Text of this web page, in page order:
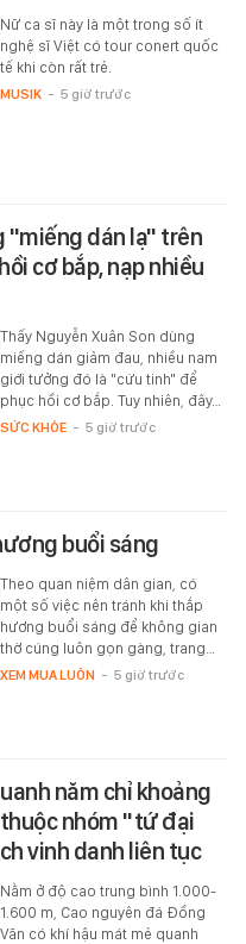
Nữ ca sĩ này là một trong số ít
nghệ sĩ Việt có tour conert quốc
tế khi còn rất trẻ.
MUSIK - 5 giờ trước
"miếng dán lạ" trên
cơ bắp, nạp nhiều
Thấy Nguyễn Xuân Son dùng
miếng dán giảm đau, nhiều nam
giới tưởng đó là "cứu tinh" để
phục hồi cơ bắp. Tuy nhiên, đây…
SỨC KHỎE - 5 giờ trước
buổi sáng
Theo quan niệm dân gian, có
một số việc nên tránh khi thắp
hương buổi sáng để không gian
thờ cúng luôn gọn gàng, trang…
XEM MUA LUÔN - 5 giờ trước
năm chỉ khoảng
nhóm "tứ đại
vinh danh liên tục
Nằm ở độ cao trung bình 1.000-
1.600 m, Cao nguyên đá Đồng
Văn có khí hậu mát mẻ quanh